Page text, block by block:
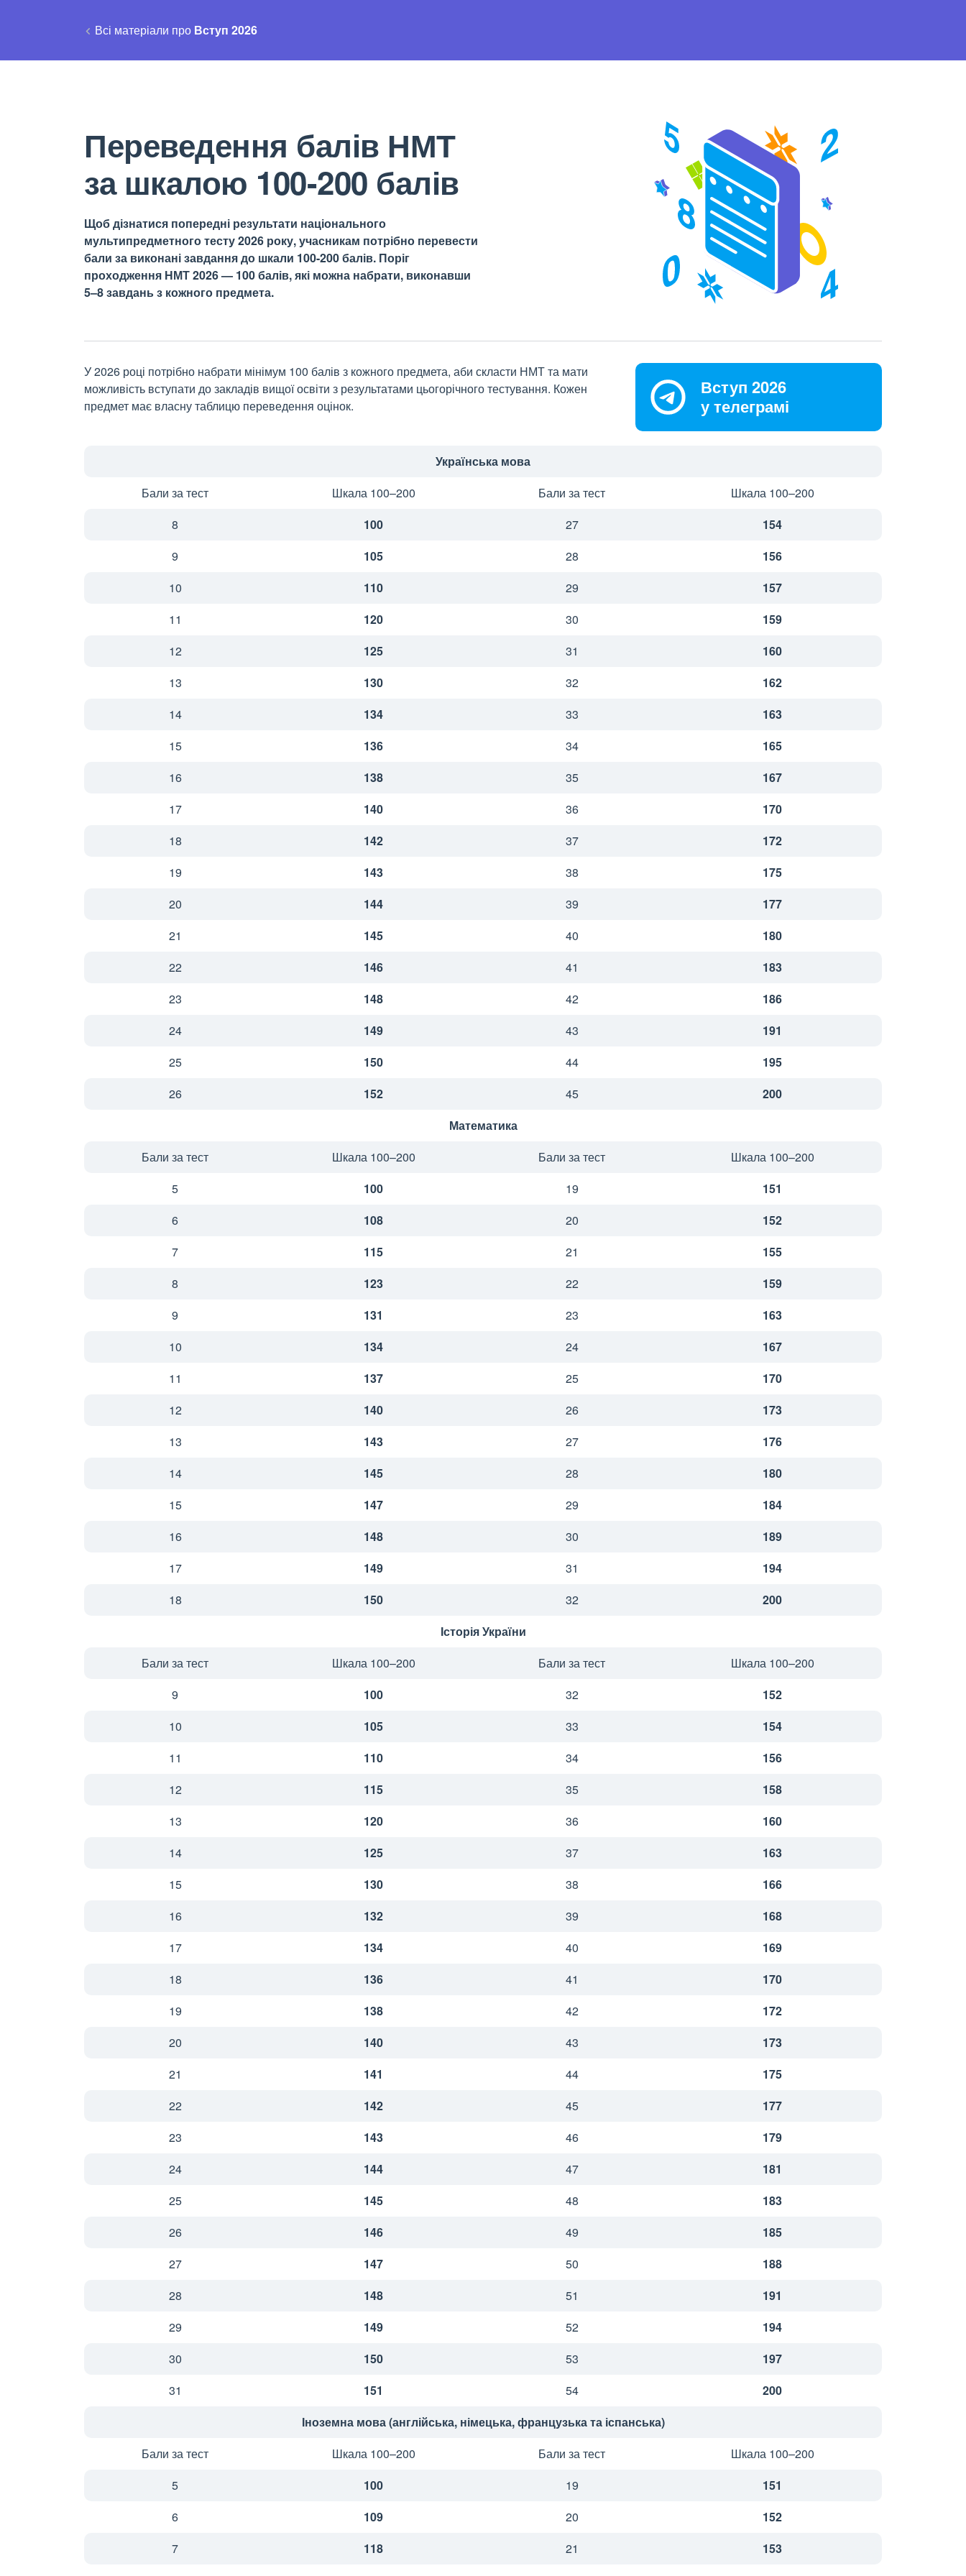
Всі матеріали про Вступ 2026
Переведення балів НМТ
за шкалою 100-200 балів
Щоб дізнатися попередні результати національного
мультипредметного тесту 2026 року, учасникам потрібно перевести
бали за виконані завдання до шкали 100-200 балів. Поріг
проходження НМТ 2026 — 100 балів, які можна набрати, виконавши
5–8 завдань з кожного предмета.
У 2026 році потрібно набрати мінімум 100 балів з кожного предмета, аби скласти НМТ та мати
можливість вступати до закладів вищої освіти з результатами цьогорічного тестування. Кожен
предмет має власну таблицю переведення оцінок.
Вступ 2026
у телеграмі
Українська мова
Бали за тест
Шкала 100–200 Бали за тест
Шкала 100–200
8
100 27
154
9
105 28
156
10
110 29
157
11
120 30
159
12
125 31
160
13
130 32
162
14
134 33
163
15
136 34
165
16
138 35
167
17
140 36
170
18
142 37
172
19
143 38
175
20
144 39
177
21
145 40
180
22
146 41
183
23
148 42
186
24
149 43
191
25
150 44
195
26
152 45
200
Математика
Бали за тест
Шкала 100–200 Бали за тест
Шкала 100–200
5
100 19
151
6
108 20
152
7
115 21
155
8
123 22
159
9
131 23
163
10
134 24
167
11
137 25
170
12
140 26
173
13
143 27
176
14
145 28
180
15
147 29
184
16
148 30
189
17
149 31
194
18
150 32
200
Історія України
Бали за тест
Шкала 100–200 Бали за тест
Шкала 100–200
9
100 32
152
10
105 33
154
11
110 34
156
12
115 35
158
13
120 36
160
14
125 37
163
15
130 38
166
16
132 39
168
17
134 40
169
18
136 41
170
19
138 42
172
20
140 43
173
21
141 44
175
22
142 45
177
23
143 46
179
24
144 47
181
25
145 48
183
26
146 49
185
27
147 50
188
28
148 51
191
29
149 52
194
30
150 53
197
31
151 54
200
Іноземна мова (англійська, німецька, французька та іспанська)
Бали за тест
Шкала 100–200 Бали за тест
Шкала 100–200
5
100 19
151
6
109 20
152
7
118 21
153